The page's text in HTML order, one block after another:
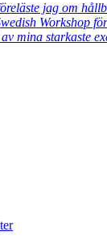
jag om
Workshop
mina starkaste